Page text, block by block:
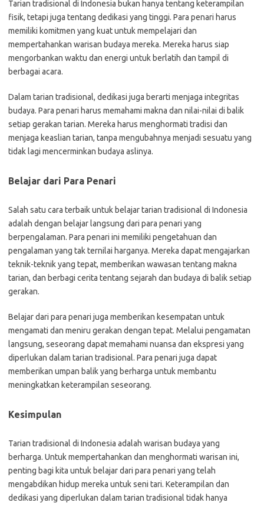
Tarian tradisional di Indonesia bukan hanya tentang keterampilan
fisik, tetapi juga tentang dedikasi yang tinggi. Para penari harus
memiliki komitmen yang kuat untuk mempelajari dan
mempertahankan warisan budaya mereka. Mereka harus siap
mengorbankan waktu dan energi untuk berlatih dan tampil di
berbagai acara.
Dalam tarian tradisional, dedikasi juga berarti menjaga integritas
budaya. Para penari harus memahami makna dan nilai-nilai di balik
setiap gerakan tarian. Mereka harus menghormati tradisi dan
menjaga keaslian tarian, tanpa mengubahnya menjadi sesuatu yang
tidak lagi mencerminkan budaya aslinya.
Belajar dari Para Penari
Salah satu cara terbaik untuk belajar tarian tradisional di Indonesia
adalah dengan belajar langsung dari para penari yang
berpengalaman. Para penari ini memiliki pengetahuan dan
pengalaman yang tak ternilai harganya. Mereka dapat mengajarkan
teknik-teknik yang tepat, memberikan wawasan tentang makna
tarian, dan berbagi cerita tentang sejarah dan budaya di balik setiap
gerakan.
Belajar dari para penari juga memberikan kesempatan untuk
mengamati dan meniru gerakan dengan tepat. Melalui pengamatan
langsung, seseorang dapat memahami nuansa dan ekspresi yang
diperlukan dalam tarian tradisional. Para penari juga dapat
memberikan umpan balik yang berharga untuk membantu
meningkatkan keterampilan seseorang.
Kesimpulan
Tarian tradisional di Indonesia adalah warisan budaya yang
berharga. Untuk mempertahankan dan menghormati warisan ini,
penting bagi kita untuk belajar dari para penari yang telah
mengabdikan hidup mereka untuk seni tari. Keterampilan dan
dedikasi yang diperlukan dalam tarian tradisional tidak hanya